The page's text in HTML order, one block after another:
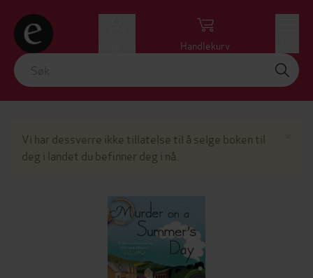
Handlekurv
Vi har dessverre ikke tillatelse til å selge boken til
deg i landet du befinner deg i nå.